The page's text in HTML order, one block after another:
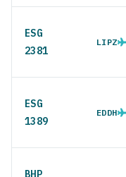
ESG
2381
LIPZ
ESG
1389
EDDH
BHP